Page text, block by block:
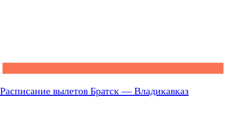
Расписание вылетов Братск — Владикавказ